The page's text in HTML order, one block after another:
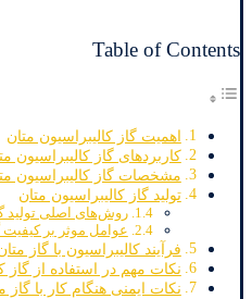
Table of Contents
اهمیت گاز کالیبراسیون متان
کاربردهای گاز کالیبراسیون
مشخصات گاز کالیبراسیون
تولید گاز کالیبراسیون متان
روش‌های اصلی تولید
عوامل موثر بر کیفیت
فرآیند کالیبراسیون با گاز
نکات مهم در استفاده از گاز
نکات ایمنی هنگام کار با گاز